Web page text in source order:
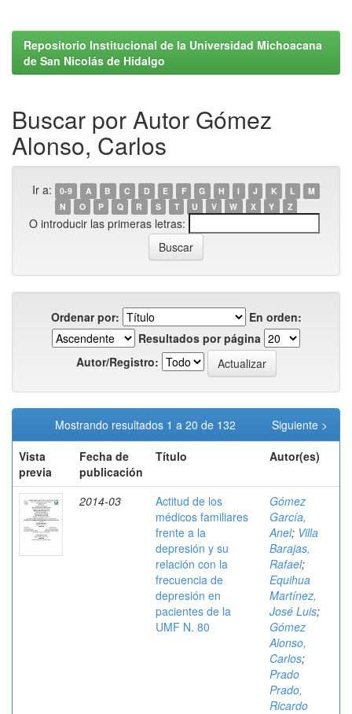
Repositorio Institucional de la Universidad Michoacana
de San Nicolás de Hidalgo
Buscar por Autor Gómez
Alonso, Carlos
Ir a: 0-9 A B C D E F G H I J K L
M
N
O P Q R S T U V W X Y Z
O introducir las primeras letras:
Ordenar por:
En orden:
Resultados por página
Autor/Registro:
Mostrando resultados 1 a 20 de 132
Siguiente >
Vista
previa
Fecha de
publicación
Título Autor(es)
2014-03
Actitud de los
médicos familiares
frente a la
depresión y su
relación con la
frecuencia de
depresión en
pacientes de la
UMF N. 80
Gómez
García,
Anel; Villa
Barajas,
Rafael;
Equihua
Martínez,
José Luis;
Gómez
Alonso,
Carlos;
Prado
Prado,
Ricardo